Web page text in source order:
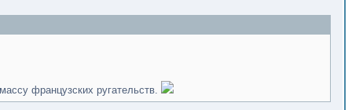
французских ругательств.